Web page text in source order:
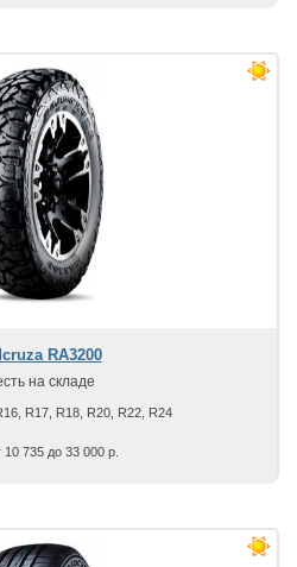
RA3200
на складе
R17, R18, R20, R22, R24
735 до 33 000 р.